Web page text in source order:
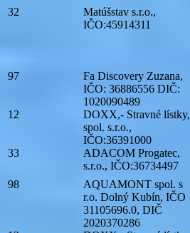
32
Matúšstav s.r.o.,
IČO:45914311
97
Fa Discovery Zuzana,
IČO: 36886556 DIČ:
1020090489
12
DOXX,- Stravné lístky,
spol. s.r.o.,
IČO:36391000
33
ADACOM Progatec,
s.r.o., IČO:36734497
98
AQUAMONT spol. s
r.o. Dolný Kubín, IČO
31105696.0, DIČ
2020370286